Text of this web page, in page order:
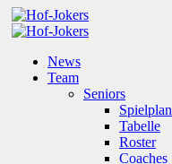
News
Team
Seniors
Spielplan
Tabelle
Roster
Coaches